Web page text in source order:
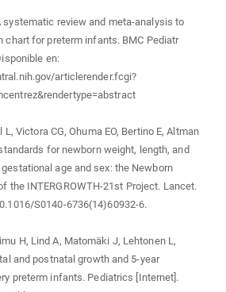
systematic review and meta-analysis to
chart for preterm infants. BMC Pediatr
en:
articlerender.fcgi?
Victora CG, Ohuma EO, Bertino E, Altman
for newborn weight, length, and
age and sex: the Newborn
the INTERGROWTH-21st Project. Lancet.
S0140-6736(14)60932-6.
H, Lind A, Matomäki J, Lehtonen L,
and postnatal growth and 5-year
preterm infants. Pediatrics [Internet].